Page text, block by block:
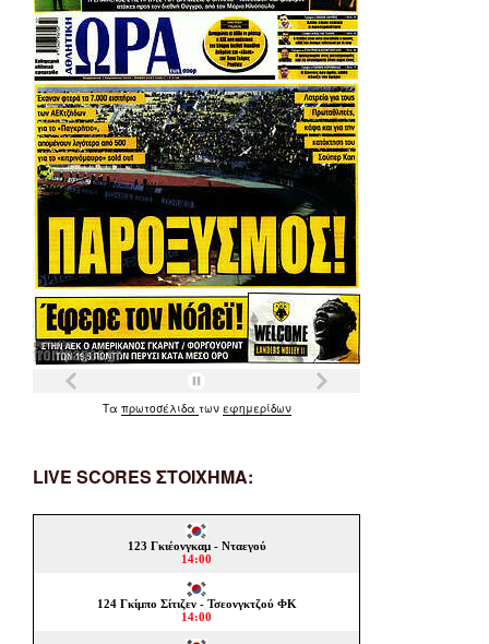
Τα πρωτοσέλιδα των εφημερίδων
LIVE SCORES ΣΤΟΙΧΗΜΑ: